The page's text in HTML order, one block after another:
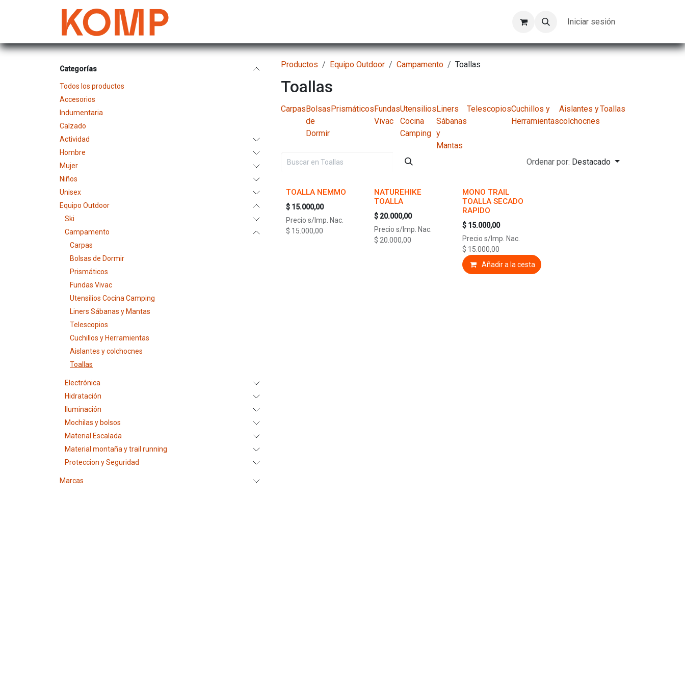
Trabajos Iniciar sesión
Categorías
Todos los productos
Accesorios
Indumentaria
Calzado
Actividad
Hombre
Mujer
Niños
Unisex
Equipo Outdoor
Ski
Campamento
Carpas
Bolsas de Dormir
Prismáticos
Fundas Vivac
Utensilios Cocina Camping
Liners Sábanas y Mantas
Telescopios
Cuchillos y Herramientas
Aislantes y colchocnes
Toallas
Electrónica
Hidratación
Iluminación
Mochilas y bolsos
Material Escalada
Material montaña y trail running
Proteccion y Seguridad
Marcas
Productos Equipo Outdoor Campamento Toallas
Toallas
CarpasBolsas
de
Dormir
PrismáticosFundas
Vivac
Utensilios
Cocina
Camping
Liners
Sábanas
y
Mantas
TelescopiosCuchillos y
Herramientas
Aislantes y
colchocnes
Toallas
Ordenar por: Destacado
TOALLA NEMMO
$ 15.000,00
Precio s/Imp. Nac.
$ 15.000,00
NATUREHIKE
TOALLA
$ 20.000,00
Precio s/Imp. Nac.
$ 20.000,00
MONO TRAIL
TOALLA SECADO
RAPIDO
$ 15.000,00
Precio s/Imp. Nac.
$ 15.000,00
Añadir a la cesta